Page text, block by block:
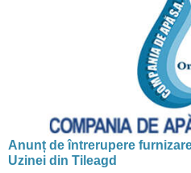
Anunț de întrerupere
Uzinei din Tileagd